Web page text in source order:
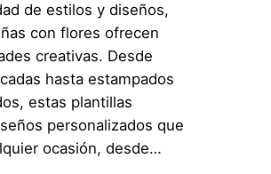
de estilos y diseños,
con flores ofrecen
creativas. Desde
hasta estampados
estas plantillas
personalizados que
ocasión, desde…